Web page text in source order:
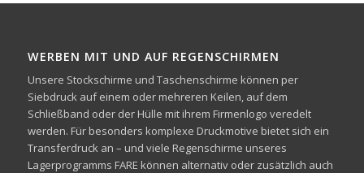
WERBEN MIT UND AUF REGENSCHIRMEN
Unsere Stockschirme und Taschenschirme können per
Siebdruck auf einem oder mehreren Keilen, auf dem
Schließband oder der Hülle mit ihrem Firmenlogo veredelt
werden. Für besonders komplexe Druckmotive bietet sich ein
Transferdruck an – und viele Regenschirme unseres
Lagerprogramms FARE können alternativ oder zusätzlich auch